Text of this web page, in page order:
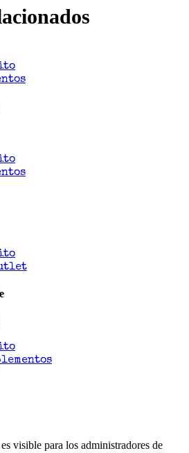
visible para los administradores de